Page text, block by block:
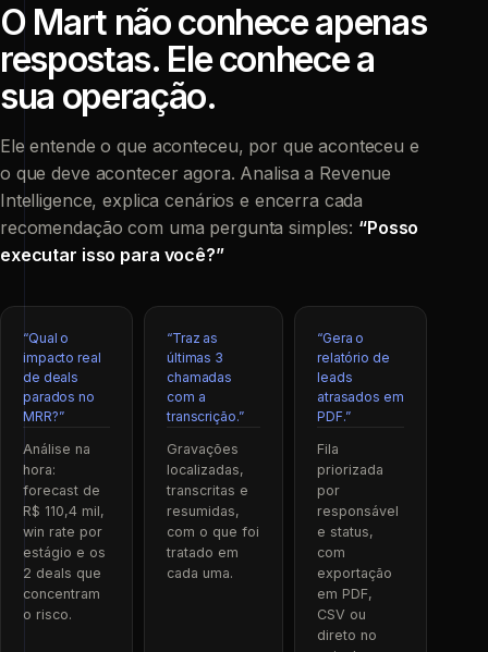
O Mart não conhece apenas
respostas. Ele conhece a
sua operação.
Ele entende o que aconteceu, por que aconteceu e
o que deve acontecer agora. Analisa a Revenue
Intelligence, explica cenários e encerra cada
recomendação com uma pergunta simples: “Posso
executar isso para você?”
“Qual o
impacto real
de deals
parados no
MRR?”
Análise na
hora:
forecast de
R$ 110,4 mil,
win rate por
estágio e os
2 deals que
concentram
o risco.
“Traz as
últimas 3
chamadas
com a
transcrição.”
Gravações
localizadas,
transcritas e
resumidas,
com o que foi
tratado em
cada uma.
“Gera o
relatório de
leads
atrasados em
PDF.”
Fila
priorizada
por
responsável
e status,
com
exportação
em PDF,
CSV ou
direto no